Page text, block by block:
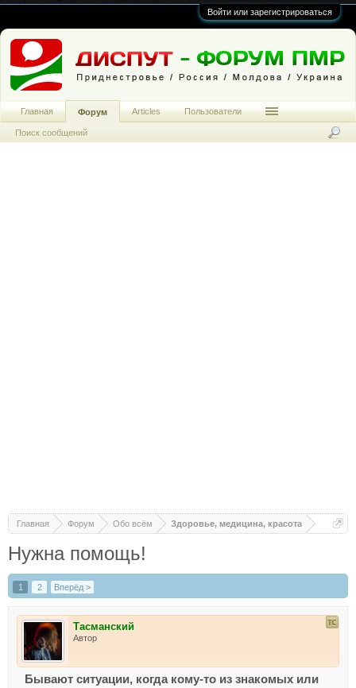
Войти или зарегистрироваться
Главная Форум Обо всём Здоровье, медицина, красота
Нужна помощь!
1 2 Вперёд >
Тасманский
Автор
Бывают ситуации, когда кому-то из знакомых или
Главная Форум
Поиск сообщений
Articles Пользователи